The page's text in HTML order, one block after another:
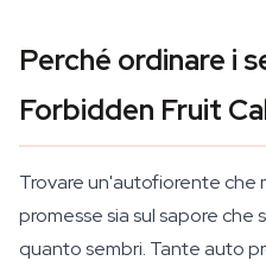
Perché ordinare i
Forbidden Fruit
Trovare un'autofiorente che
promesse sia sul sapore che
quanto sembri. Tante auto